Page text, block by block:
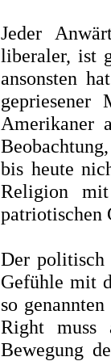
Jeder
liberaler, ist
ansonsten
gepriesener
Amerikaner
bis heute
Religion
patriotischen
Der politisch
Gefühle mit
so
Rightmuss
Bewegung